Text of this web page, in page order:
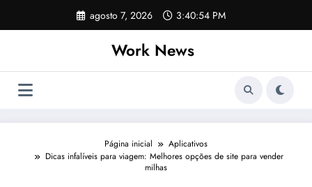
o
agosto 7, 2026 3:40:54 PM
Work News
Página inicial
Aplicativos
Dicas infalíveis para viagem: Melhores opções de site para vender
milhas